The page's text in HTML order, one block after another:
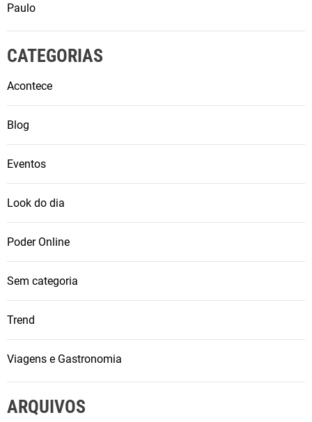
Paulo
CATEGORIAS
Acontece
Blog
Eventos
Look do dia
Poder Online
Sem categoria
Trend
Viagens e Gastronomia
ARQUIVOS